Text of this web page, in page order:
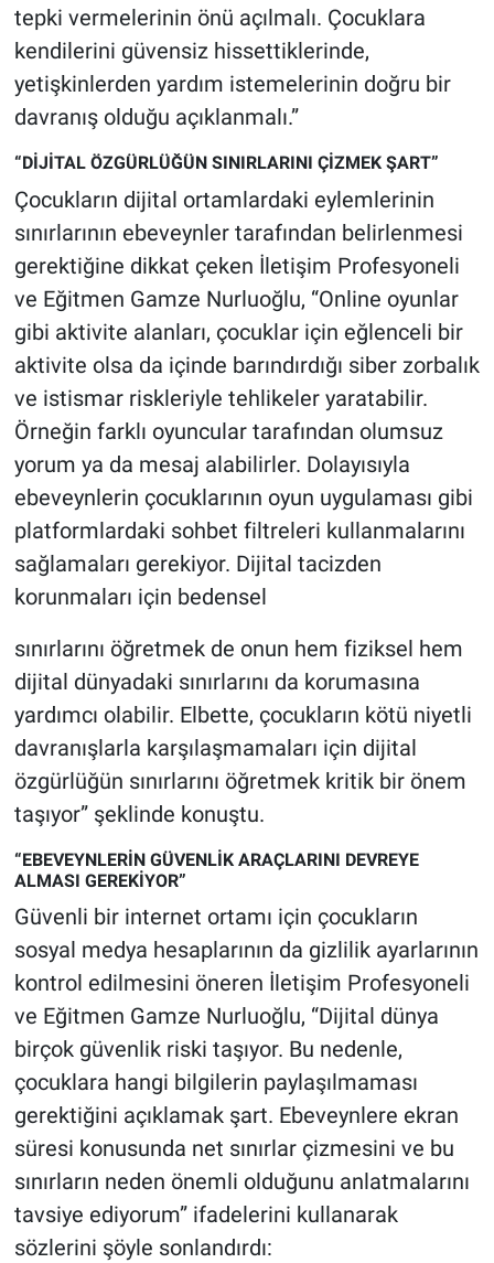
tepki vermelerinin önü açılmalı. Çocuklara
kendilerini güvensiz hissettiklerinde,
yetişkinlerden yardım istemelerinin doğru bir
davranış olduğu açıklanmalı.”
“DİJİTAL ÖZGÜRLÜĞÜN SINIRLARINI ÇİZMEK ŞART”
Çocukların dijital ortamlardaki eylemlerinin
sınırlarının ebeveynler tarafından belirlenmesi
gerektiğine dikkat çeken İletişim Profesyoneli
ve Eğitmen Gamze Nurluoğlu, “Online oyunlar
gibi aktivite alanları, çocuklar için eğlenceli bir
aktivite olsa da içinde barındırdığı siber zorbalık
ve istismar riskleriyle tehlikeler yaratabilir.
Örneğin farklı oyuncular tarafından olumsuz
yorum ya da mesaj alabilirler. Dolayısıyla
ebeveynlerin çocuklarının oyun uygulaması gibi
platformlardaki sohbet filtreleri kullanmalarını
sağlamaları gerekiyor. Dijital tacizden
korunmaları için bedensel
sınırlarını öğretmek de onun hem fiziksel hem
dijital dünyadaki sınırlarını da korumasına
yardımcı olabilir. Elbette, çocukların kötü niyetli
davranışlarla karşılaşmamaları için dijital
özgürlüğün sınırlarını öğretmek kritik bir önem
taşıyor” şeklinde konuştu.
“EBEVEYNLERİN GÜVENLİK ARAÇLARINI DEVREYE
ALMASI GEREKİYOR”
Güvenli bir internet ortamı için çocukların
sosyal medya hesaplarının da gizlilik ayarlarının
kontrol edilmesini öneren İletişim Profesyoneli
ve Eğitmen Gamze Nurluoğlu, “Dijital dünya
birçok güvenlik riski taşıyor. Bu nedenle,
çocuklara hangi bilgilerin paylaşılmaması
gerektiğini açıklamak şart. Ebeveynlere ekran
süresi konusunda net sınırlar çizmesini ve bu
sınırların neden önemli olduğunu anlatmalarını
tavsiye ediyorum” ifadelerini kullanarak
sözlerini şöyle sonlandırdı: